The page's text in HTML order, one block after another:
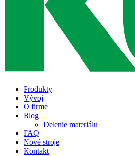
Produkty
Vývoj
O firme
Blog
Delenie materiálu
FAQ
Nové stroje
Kontakt